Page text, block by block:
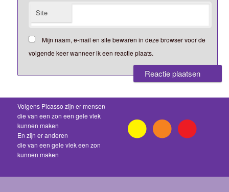
Site
Mijn naam, e-mail en site bewaren in deze browser voor de
volgende keer wanneer ik een reactie plaats.
Volgens Picasso zijn er mensen
die van een zon een gele vlek
kunnen maken
En zijn er anderen
die van een gele vlek een zon
kunnen maken